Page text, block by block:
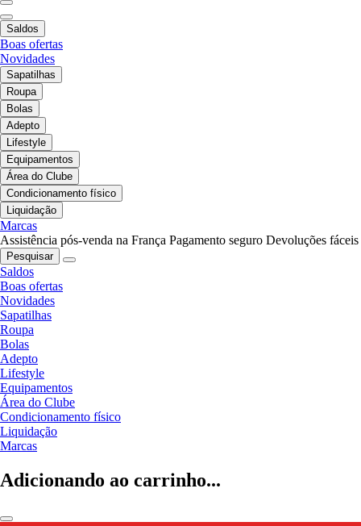
Saldos
Boas ofertas
Novidades
Sapatilhas
Roupa
Bolas
Adepto
Lifestyle
Equipamentos
Área do Clube
Condicionamento físico
Liquidação
Marcas
Assistência pós-venda na França Pagamento seguro Devoluções fáceis
Pesquisar
Saldos
Boas ofertas
Novidades
Sapatilhas
Roupa
Bolas
Adepto
Lifestyle
Equipamentos
Área do Clube
Condicionamento físico
Liquidação
Marcas
Adicionando ao carrinho...